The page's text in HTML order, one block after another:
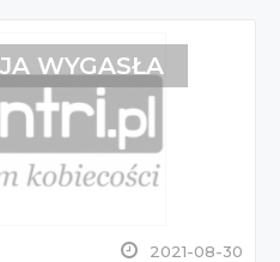
2021-08-30
WYGASŁA